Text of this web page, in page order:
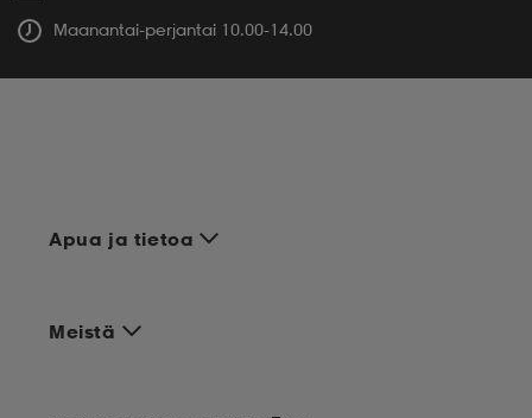
Maanantai-perjantai 10.00-14.00
Apua ja tietoa
Meistä